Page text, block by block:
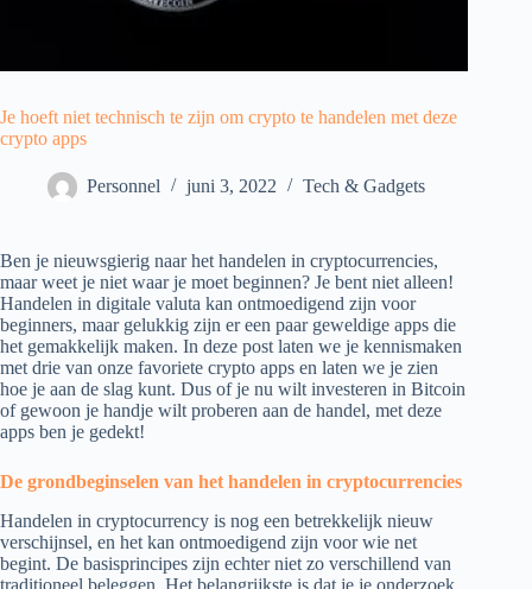
Je hoeft niet technisch te zijn om crypto te handelen met deze
crypto apps
Personnel juni 3, 2022 Tech & Gadgets
Ben je nieuwsgierig naar het handelen in cryptocurrencies,
maar weet je niet waar je moet beginnen? Je bent niet alleen!
Handelen in digitale valuta kan ontmoedigend zijn voor
beginners, maar gelukkig zijn er een paar geweldige apps die
het gemakkelijk maken. In deze post laten we je kennismaken
met drie van onze favoriete crypto apps en laten we je zien
hoe je aan de slag kunt. Dus of je nu wilt investeren in Bitcoin
of gewoon je handje wilt proberen aan de handel, met deze
apps ben je gedekt!
De grondbeginselen van het handelen in cryptocurrencies
Handelen in cryptocurrency is nog een betrekkelijk nieuw
verschijnsel, en het kan ontmoedigend zijn voor wie net
begint. De basisprincipes zijn echter niet zo verschillend van
traditioneel beleggen. Het belangrijkste is dat je je onderzoek